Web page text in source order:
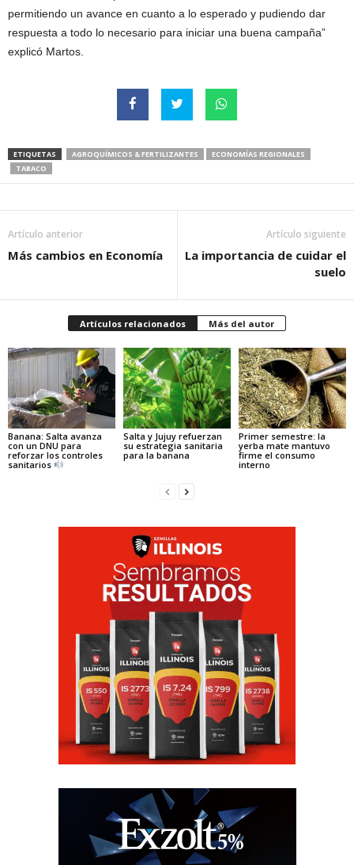
permitiendo un avance en cuanto a lo esperado y pudiendo dar
respuesta a todo lo necesario para iniciar una buena campaña”
explicó Martos.
ETIQUETAS AGROQUÍMICOS & FERTILIZANTES
ECONOMÍAS REGIONALES
TABACO
Artículo anterior
Más cambios en Economía
Artículo siguiente
La importancia de cuidar el
suelo
Artículos relacionados Más del autor
Banana: Salta avanza
con un DNU para
reforzar los controles
sanitarios
Salta y Jujuy refuerzan
su estrategia sanitaria
para la banana
Primer semestre: la
yerba mate mantuvo
firme el consumo
interno